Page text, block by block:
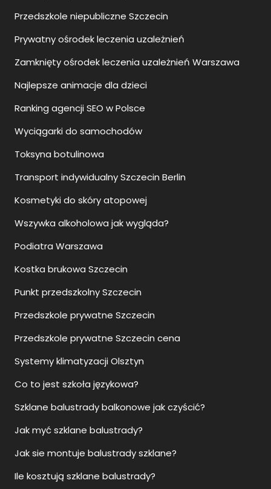
Przedszkole niepubliczne Szczecin
Prywatny ośrodek leczenia uzależnień
Zamknięty ośrodek leczenia uzależnień Warszawa
Najlepsze animacje dla dzieci
Ranking agencji SEO w Polsce
Wyciągarki do samochodów
Toksyna botulinowa
Transport indywidualny Szczecin Berlin
Kosmetyki do skóry atopowej
Wszywka alkoholowa jak wygląda?
Podiatra Warszawa
Kostka brukowa Szczecin
Punkt przedszkolny Szczecin
Przedszkole prywatne Szczecin
Przedszkole prywatne Szczecin cena
Systemy klimatyzacji Olsztyn
Co to jest szkoła językowa?
Szklane balustrady balkonowe jak czyścić?
Jak myć szklane balustrady?
Jak sie montuje balustrady szklane?
Ile kosztują szklane balustrady?